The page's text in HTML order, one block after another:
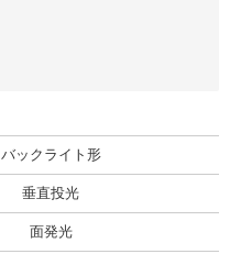
バックライト形
垂直投光
面発光